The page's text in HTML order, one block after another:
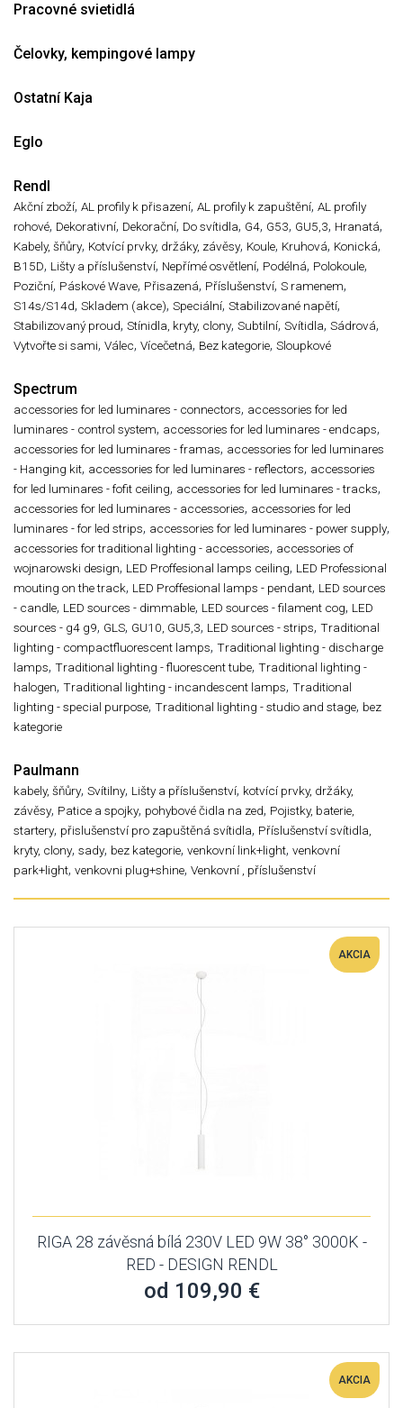
Pracovné svietidlá
Čelovky, kempingové lampy
Ostatní Kaja
Eglo
Rendl
Akční zboží, AL profily k přisazení, AL profily k zapuštění, AL profily
rohové, Dekorativní, Dekorační, Do svítidla, G4, G53, GU5,3, Hranatá,
Kabely, šňůry, Kotvící prvky, držáky, závěsy, Koule, Kruhová, Konická,
B15D, Lišty a příslušenství, Nepřímé osvětlení, Podélná, Polokoule,
Poziční, Páskové Wave, Přisazená, Příslušenství, S ramenem,
S14s/S14d, Skladem (akce), Speciální, Stabilizované napětí,
Stabilizovaný proud, Stínidla, kryty, clony, Subtilní, Svítidla, Sádrová,
Vytvořte si sami, Válec, Vícečetná, Bez kategorie, Sloupkové
Spectrum
accessories for led luminares - connectors, accessories for led
luminares - control system, accessories for led luminares - endcaps,
accessories for led luminares - framas, accessories for led luminares
- Hanging kit, accessories for led luminares - reflectors, accessories
for led luminares - fofit ceiling, accessories for led luminares - tracks,
accessories for led luminares - accessories, accessories for led
luminares - for led strips, accessories for led luminares - power supply,
accessories for traditional lighting - accessories, accessories of
wojnarowski design, LED Proffesional lamps ceiling, LED Professional
mouting on the track, LED Proffesional lamps - pendant, LED sources
- candle, LED sources - dimmable, LED sources - filament cog, LED
sources - g4 g9, GLS, GU10, GU5,3, LED sources - strips, Traditional
lighting - compactfluorescent lamps, Traditional lighting - discharge
lamps, Traditional lighting - fluorescent tube, Traditional lighting -
halogen, Traditional lighting - incandescent lamps, Traditional
lighting - special purpose, Traditional lighting - studio and stage, bez
kategorie
Paulmann
kabely, šňůry, Svítilny, Lišty a příslušenství, kotvící prvky, držáky,
závěsy, Patice a spojky, pohybové čidla na zed, Pojistky, baterie,
startery, přislušenství pro zapuštěná svítidla, Příslušenství svítidla,
kryty, clony, sady, bez kategorie, venkovní link+light, venkovní
park+light, venkovni plug+shine, Venkovní , příslušenství
AKCIA
RIGA 28 závěsná bílá 230V LED 9W 38° 3000K -
RED - DESIGN RENDL
od 109,90 €
AKCIA